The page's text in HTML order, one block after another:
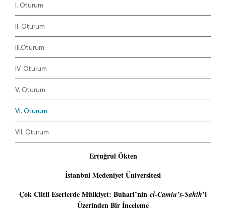
I. Oturum
II. Oturum
III.Oturum
IV. Oturum
V. Oturum
VI. Oturum
VII. Oturum
Ertuğrul Ökten
İstanbul Medeniyet Üniversitesi
Çok Ciltli Eserlerde Mülkiyet: Buhari’nin el-Camiu’s-Sahih’i
Üzerinden Bir İnceleme